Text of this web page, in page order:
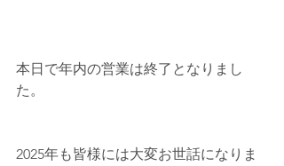
本日で年内の営業は終了となりまし
た。
2025年も皆様には大変お世話になりま